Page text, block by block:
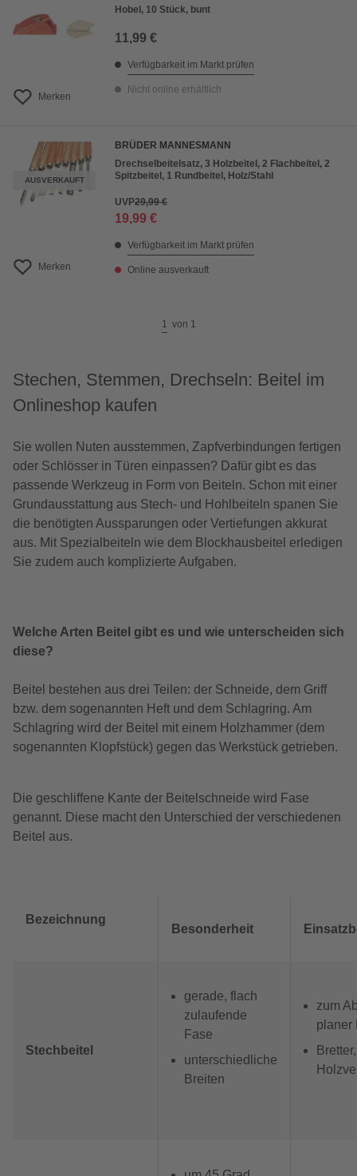
Merken
Hobel, 10 Stück, bunt
11,99 €
Verfügbarkeit im Markt prüfen
Nicht online erhältlich
AUSVERKAUFT
Merken
BRÜDER MANNESMANN
Drechselbeitelsatz, 3 Holzbeitel, 2 Flachbeitel, 2
Spitzbeitel, 1 Rundbeitel, Holz/Stahl
UVP29,99 €
19,99 €
Verfügbarkeit im Markt prüfen
Online ausverkauft
1 von 1
Stechen, Stemmen, Drechseln: Beitel im
Onlineshop kaufen
Sie wollen Nuten ausstemmen, Zapfverbindungen fertigen
oder Schlösser in Türen einpassen? Dafür gibt es das
passende Werkzeug in Form von Beiteln. Schon mit einer
Grundausstattung aus Stech- und Hohlbeiteln spanen Sie
die benötigten Aussparungen oder Vertiefungen akkurat
aus. Mit Spezialbeiteln wie dem Blockhausbeitel erledigen
Sie zudem auch komplizierte Aufgaben.
Welche Arten Beitel gibt es und wie unterscheiden sich
diese?
Beitel bestehen aus drei Teilen: der Schneide, dem Griff
bzw. dem sogenannten Heft und dem Schlagring. Am
Schlagring wird der Beitel mit einem Holzhammer (dem
sogenannten Klopfstück) gegen das Werkstück getrieben.
Die geschliffene Kante der Beitelschneide wird Fase
genannt. Diese macht den Unterschied der verschiedenen
Beitel aus.
Bezeichnung
Besonderheit
Stechbeitel
gerade, flach
zulaufende
Fase
unterschiedliche
Breiten
zum
planer